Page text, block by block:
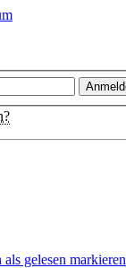
gelesen markieren